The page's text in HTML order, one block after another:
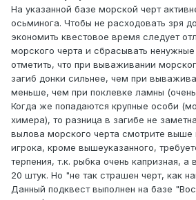
На указанной базе морской черт
осьминога. Чтобы не расходовать зря
экономить квестовое время следует
морского черта и сбрасывать
отметить, что при вываживании
загиб донки сильнее, чем при
меньше, чем при поклевке ламны
Когда же попадаются крупные особи
химера), то разница в загибе не
вылова морского черта смотрите выше
игрока, кроме вышеуказанного,
терпения, т.к. рыбка очень капризная,
20 штук. Но "не так страшен черт, как
Данный подквест выполнен на базе